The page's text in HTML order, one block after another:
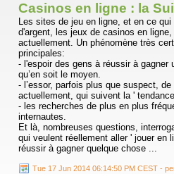
Casinos en ligne : la
Les sites de jeu en ligne, et en ce
d'argent, les jeux de casinos en
actuellement. Un phénomène très
principales:
- l'espoir des gens à réussir à gagner
qu’en soit le moyen.
- l’essor, parfois plus que suspect,
actuellement, qui suivent la '
- les recherches de plus en plus
internautes.
Et là, nombreuses questions,
qui veulent réellement aller ' jouer en
réussir à gagner quelque chose ...
Tue 17 Jun 2014 06:14:50 PM CEST -